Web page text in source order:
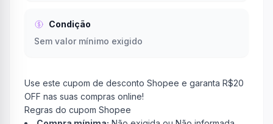
Condição
Sem valor mínimo exigido
Use este cupom de desconto Shopee e garanta R$20
OFF nas suas compras online!
Regras do cupom Shopee